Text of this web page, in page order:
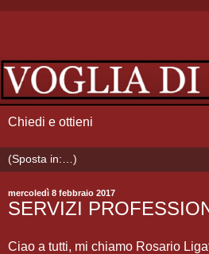
Chiedi e ottieni
mercoledì 8 febbraio 2017
SERVIZI
Ciao a tutti, mi chiamo Rosario